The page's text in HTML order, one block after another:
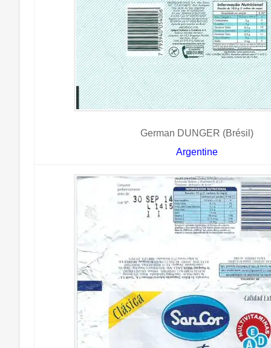
German DUNGER (Brésil)
Argentine